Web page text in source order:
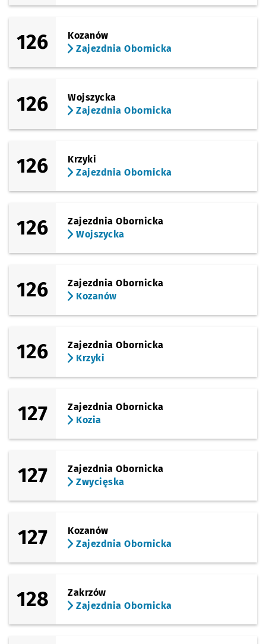
126
Kozanów
Zajezdnia Obornicka
126
Wojszycka
Zajezdnia Obornicka
126
Krzyki
Zajezdnia Obornicka
126
Zajezdnia Obornicka
Wojszycka
126
Zajezdnia Obornicka
Kozanów
126
Zajezdnia Obornicka
Krzyki
127
Zajezdnia Obornicka
Kozia
127
Zajezdnia Obornicka
Zwycięska
127
Kozanów
Zajezdnia Obornicka
128
Zakrzów
Zajezdnia Obornicka